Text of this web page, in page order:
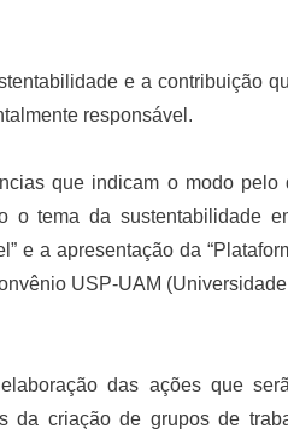
e a contribuição
responsável.
que indicam o modo
o tema da sustentabilidade
e a apresentação da
USP-UAM
das ações que
da criação de grupos de